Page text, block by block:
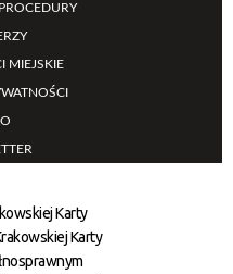
MIEJSKIE
Karty
Karty